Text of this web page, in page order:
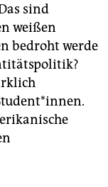
sind
weißen
bedroht werde